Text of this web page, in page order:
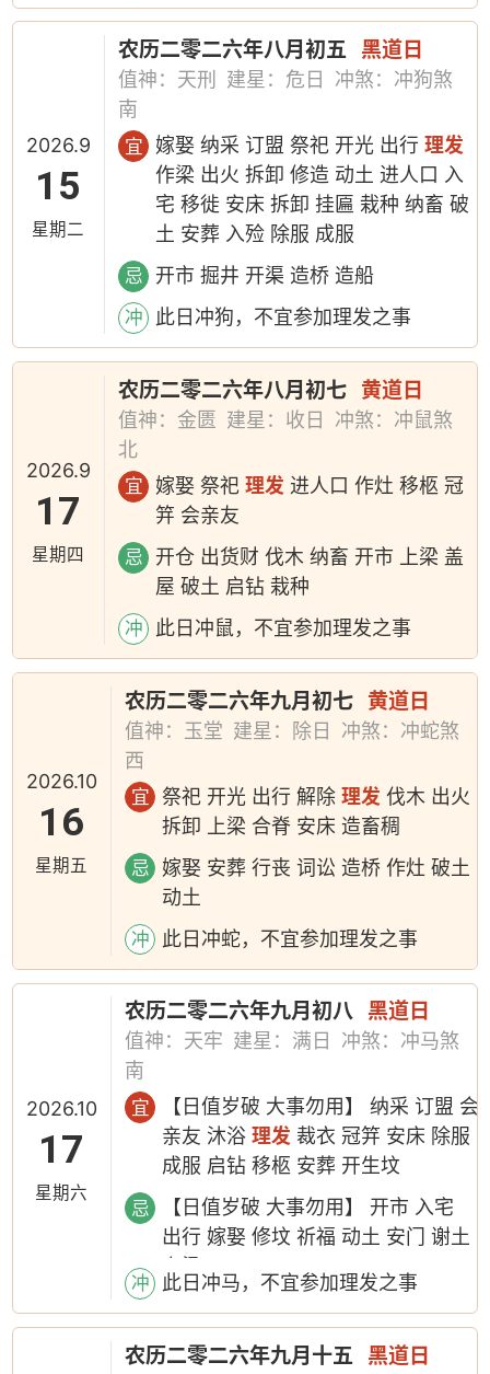
2026.9
15
星期二
农历二零二六年八月初五 黑道日
值神：天刑 建星：危日
冲煞：冲狗煞
南
宜 嫁娶 纳采 订盟 祭祀 开光 出行理发
作梁 出火 拆卸 修造 动土 进人口 入
宅 移徙 安床 拆卸 挂匾 栽种 纳畜 破
土 安葬 入殓 除服 成服
忌 开市 掘井 开渠 造桥 造船
冲 此日冲狗，不宜参加理发之事
2026.9
17
星期四
农历二零二六年八月初七 黄道日
值神：金匮 建星：收日
冲煞：冲鼠煞
北
宜 嫁娶 祭祀理发 进人口 作灶 移柩 冠
笄 会亲友
忌
开仓 出货财 伐木 纳畜 开市 上梁 盖
屋 破土 启钻 栽种
冲 此日冲鼠，不宜参加理发之事
2026.10
16
星期五
农历二零二六年九月初七 黄道日
值神：玉堂 建星：除日
冲煞：冲蛇煞
西
宜 祭祀 开光 出行 解除理发 伐木 出火
拆卸 上梁 合脊 安床 造畜稠
忌
嫁娶 安葬 行丧 词讼 造桥 作灶 破土
动土
冲 此日冲蛇，不宜参加理发之事
2026.10
17
星期六
农历二零二六年九月初八 黑道日
值神：天牢 建星：满日
冲煞：冲马煞
南
宜
【日值岁破 大事勿用】 纳采 订盟 会
亲友 沐浴理发 裁衣 冠笄 安床 除服
成服 启钻 移柩 安葬 开生坟
忌
【日值岁破 大事勿用】 开市 入宅
出行 嫁娶 修坟 祈福 动土 安门 谢土
上梁
冲 此日冲马，不宜参加理发之事
农历二零二六年九月十五 黑道日